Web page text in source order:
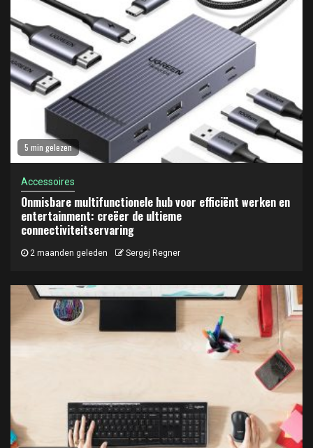
5 min gelezen
Accessoires
Onmisbare multifunctionele hub voor efficiënt werken en
entertainment: creëer de ultieme
connectiviteitservaring
2 maanden geleden Sergej Regner